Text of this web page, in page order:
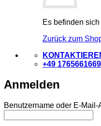
Es befinden
Zurück zum
+49
Anmelden
Benutzername oder E-Mail-